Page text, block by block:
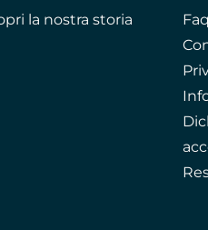
la nostra storia
Faq